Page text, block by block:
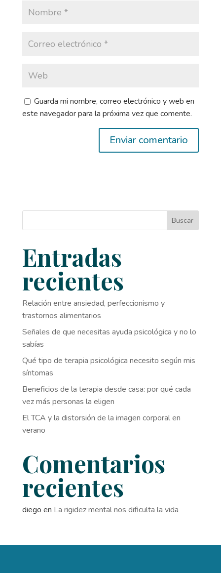
Guarda mi nombre, correo electrónico y web en
este navegador para la próxima vez que comente.
Buscar
Entradas
recientes
Relación entre ansiedad, perfeccionismo y
trastornos alimentarios
Señales de que necesitas ayuda psicológica y no lo
sabías
Qué tipo de terapia psicológica necesito según mis
síntomas
Beneficios de la terapia desde casa: por qué cada
vez más personas la eligen
El TCA y la distorsión de la imagen corporal en
verano
Comentarios
recientes
diego en La rigidez mental nos dificulta la vida